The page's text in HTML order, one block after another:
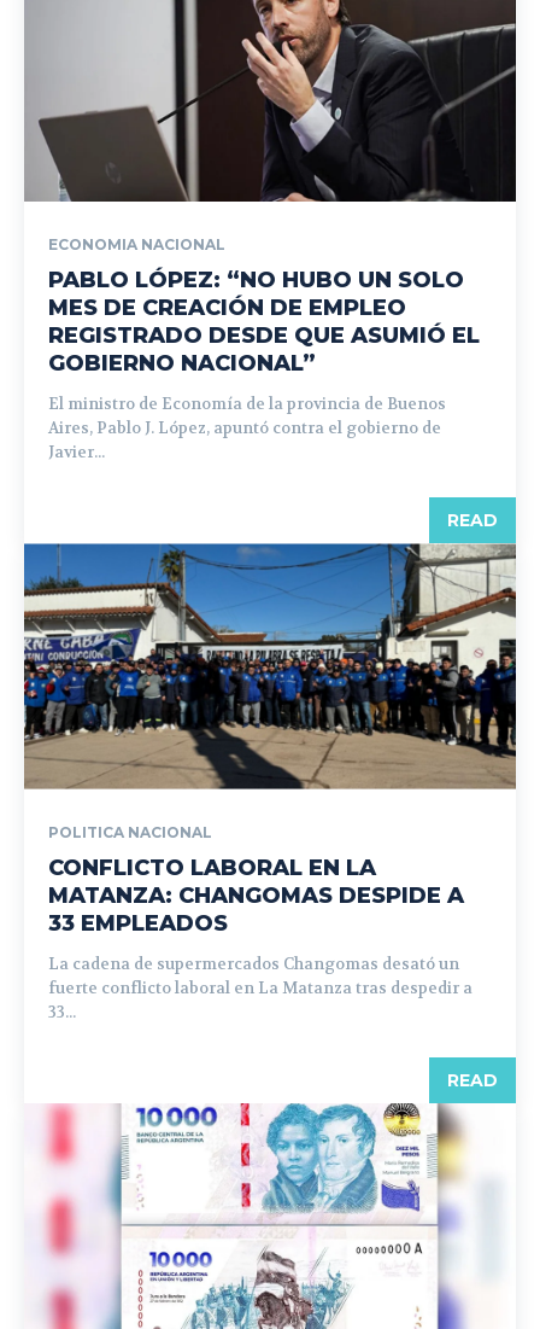
ECONOMIA NACIONAL
PABLO LÓPEZ: “NO HUBO UN SOLO
MES DE CREACIÓN DE EMPLEO
REGISTRADO DESDE QUE ASUMIÓ EL
GOBIERNO NACIONAL”
El ministro de Economía de la provincia de Buenos
Aires, Pablo J. López, apuntó contra el gobierno de
Javier...
READ
POLITICA NACIONAL
CONFLICTO LABORAL EN LA
MATANZA: CHANGOMAS DESPIDE A
33 EMPLEADOS
La cadena de supermercados Changomas desató un
fuerte conflicto laboral en La Matanza tras despedir a
33...
READ